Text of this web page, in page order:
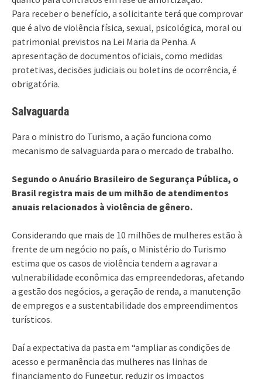
Para receber o benefício, a solicitante terá que comprovar
que é alvo de violência física, sexual, psicológica, moral ou
patrimonial previstos na Lei Maria da Penha. A
apresentação de documentos oficiais, como medidas
protetivas, decisões judiciais ou boletins de ocorrência, é
obrigatória.
Salvaguarda
Para o ministro do Turismo, a ação funciona como
mecanismo de salvaguarda para o mercado de trabalho.
Segundo o Anuário Brasileiro de Segurança Pública, o
Brasil registra mais de um milhão de atendimentos
anuais relacionados à violência de gênero.
Considerando que mais de 10 milhões de mulheres estão à
frente de um negócio no país, o Ministério do Turismo
estima que os casos de violência tendem a agravar a
vulnerabilidade econômica das empreendedoras, afetando
a gestão dos negócios, a geração de renda, a manutenção
de empregos e a sustentabilidade dos empreendimentos
turísticos.
Daí a expectativa da pasta em “ampliar as condições de
acesso e permanência das mulheres nas linhas de
financiamento do Fungetur, reduzir os impactos